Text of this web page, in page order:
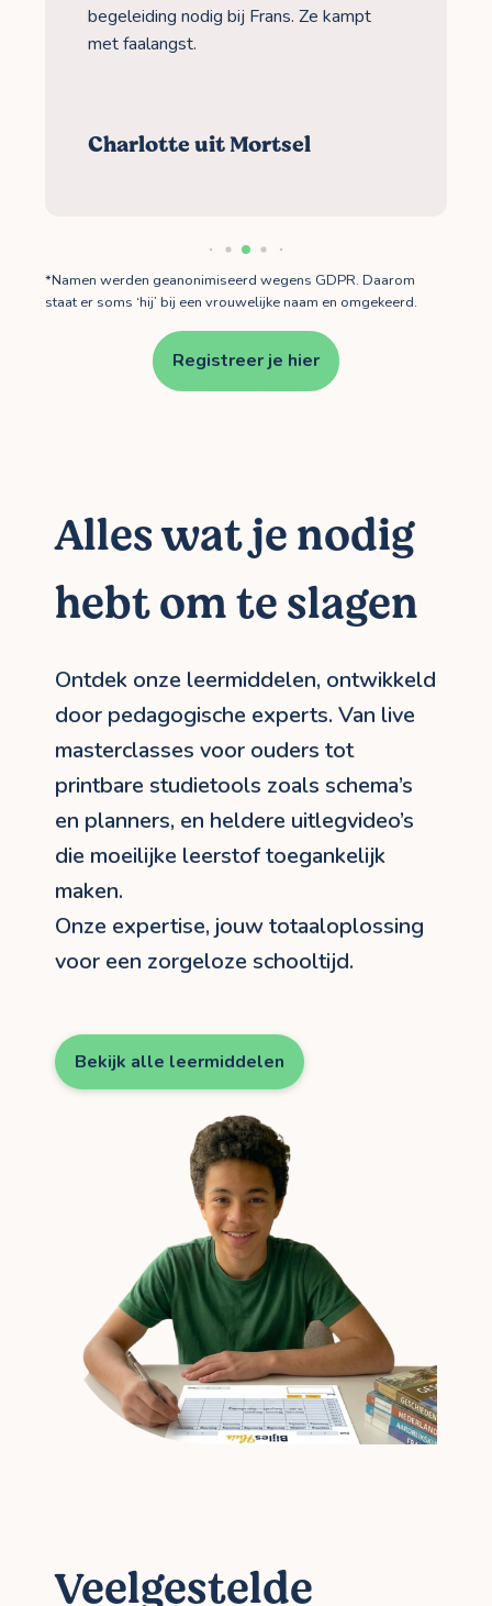
begeleiding nodig bij Frans. Ze kampt
met faalangst.
Charlotte uit Mortsel
*Namen werden geanonimiseerd wegens GDPR. Daarom
staat er soms ‘hij’ bij een vrouwelijke naam en omgekeerd.
Registreer je hier
Alles wat je nodig
hebt om te slagen
Ontdek onze leermiddelen, ontwikkeld
door pedagogische experts. Van live
masterclasses voor ouders tot
printbare studietools zoals schema’s
en planners, en heldere uitlegvideo’s
die moeilijke leerstof toegankelijk
maken.
Onze expertise, jouw totaaloplossing
voor een zorgeloze schooltijd.
Bekijk alle leermiddelen
Veelgestelde